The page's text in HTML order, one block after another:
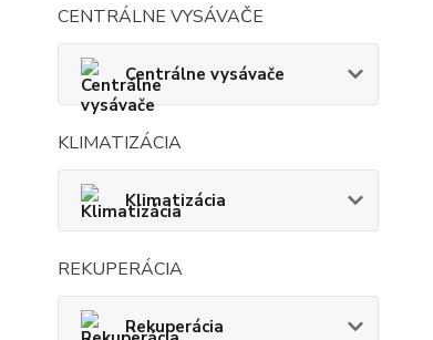
CENTRÁLNE VYSÁVAČE
Centrálne vysávače
KLIMATIZÁCIA
Klimatizácia
REKUPERÁCIA
Rekuperácia